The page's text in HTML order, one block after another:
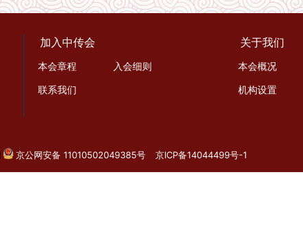
加入中传会
本会章程
入会细则
联系我们
关于我们
本会概况
机构设置
京公网安备 11010502049385号 京ICP备14044499号-1